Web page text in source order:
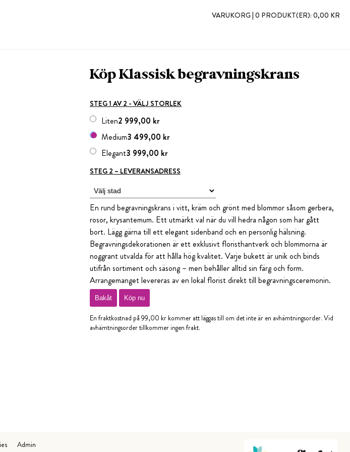
VARUKORG | 0 PRODUKT(ER): 0,00 KR
Köp Klassisk begravningskrans
STEG 1 AV 2 - VÄLJ STORLEK
2 999,00 kr
Liten
3 499,00 kr
Medium
3 999,00 kr
Elegant
STEG 2 – LEVERANSADRESS
En rund begravningskrans i vitt, kräm och grönt med blommor såsom gerbera,
rosor, krysantemum. Ett utmärkt val när du vill hedra någon som har gått
bort. Lägg gärna till ett elegant sidenband och en personlig hälsning.
Begravningsdekorationen är ett exklusivt floristhantverk och blommorna är
noggrant utvalda för att hålla hög kvalitet. Varje bukett är unik och binds
utifrån sortiment och säsong – men behåller alltid sin färg och form.
Arrangemanget levereras av en lokal florist direkt till begravningsceremonin.
Bakåt Köp nu
En fraktkostnad på 99,00 kr kommer att läggas till om det inte är en avhämtningsorder. Vid
avhämtningsorder tillkommer ingen frakt.
Admin